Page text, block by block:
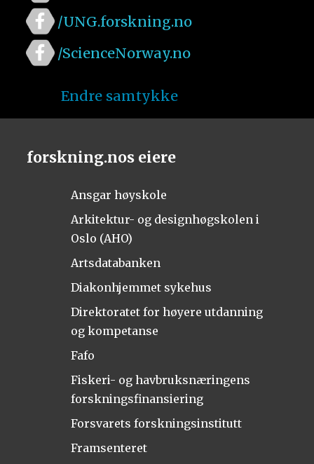
/UNG.forskning.no
/ScienceNorway.no
Endre samtykke
forskning.nos eiere
Ansgar høyskole
Arkitektur- og designhøgskolen i
Oslo (AHO)
Artsdatabanken
Diakonhjemmet sykehus
Direktoratet for høyere utdanning
og kompetanse
Fafo
Fiskeri- og havbruksnæringens
forskningsfinansiering
Forsvarets forskningsinstitutt
Framsenteret